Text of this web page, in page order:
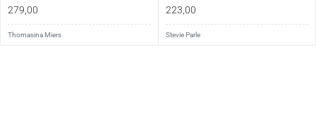
279,00
Thomasina Miers
223,00
Stevie Parle